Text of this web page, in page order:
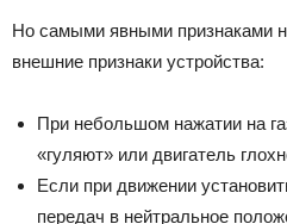
Но самыми явными признаками
внешние признаки устройства:
При небольшом нажатии на
«гуляют» или двигатель
Если при движении
передач в нейтральное